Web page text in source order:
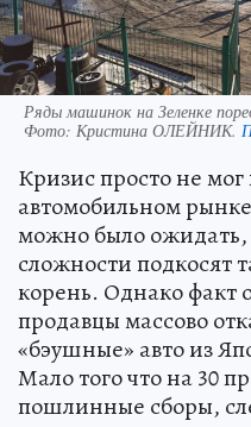
Ряды машинок на Зеленке
Фото: Кристина ОЛЕЙНИК.
Кризис просто не мог
автомобильном
можно было ожидать,
сложности подкосят
корень. Однако факт
продавцы массово
«бэушные» авто из
Мало того что на 30
пошлинные сборы,